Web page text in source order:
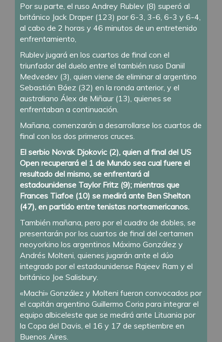
Por su parte, el ruso Andrey Rublev (8) superó al
británico Jack Draper (123) por 6-3, 3-6, 6-3 y 6-4,
al cabo de 2 horas y 46 minutos de un entretenido
enfrentamiento,
Rublev jugará en los cuartos de final con el
triunfador del duelo entre el también ruso Daniil
Medvedev (3), quien viene de eliminar al argentino
Sebastián Báez (32) en la ronda anterior, y el
australiano Álex de Miñaur (13), quienes se
enfrentaban a continuación.
Mañana, comenzarán a desarrollarse los cuartos de
final con los dos primeros cruces.
El serbio Novak Djokovic (2), quien al final del US
Open recuperará el 1 de Mundo sea cual fuere el
resultado del mismo, se enfrentará al
estadounidense Taylor Fritz (9); mientras que
Frances Tiafoe (10) se medirá ante Ben Shelton
(47), en partido entre tenistas norteamericanos.
También mañana, pero por el cuadro de dobles, se
presentarán por los cuartos de final del certamen
neoyorkino los argentinos Máximo González y
Andrés Molteni, quienes jugarán ante el dúo
integrado por el estadounidense Rajeev Ram y el
británico Joe Salisbury.
«Machi» González y Molteni fueron convocados por
el capitán argentino Guillermo Coria para integrar el
equipo albiceleste que se medirá ante Lituania por
la Copa del Davis, el 16 y 17 de septiembre en
Buenos Aires.